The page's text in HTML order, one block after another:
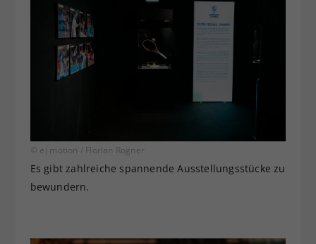
© e|motion / Florian Rogner
Es gibt zahlreiche spannende Ausstellungsstücke zu
bewundern.